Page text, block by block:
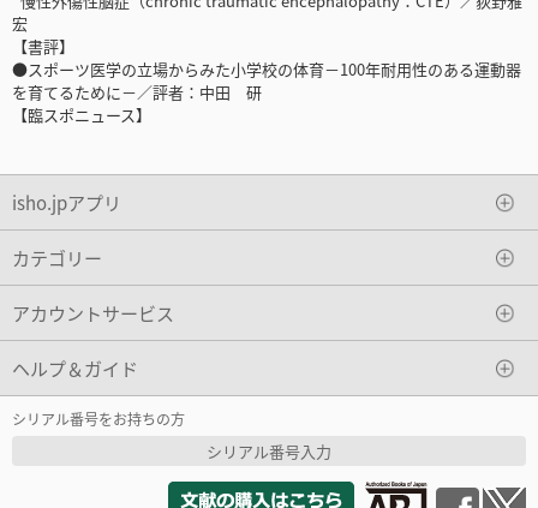
宏
【書評】
●スポーツ医学の立場からみた小学校の体育－100年耐用性のある運動器
を育てるために－／評者：中田 研
【臨スポニュース】
isho.jpアプリ
カテゴリー
アカウントサービス
ヘルプ＆ガイド
シリアル番号をお持ちの方
シリアル番号入力